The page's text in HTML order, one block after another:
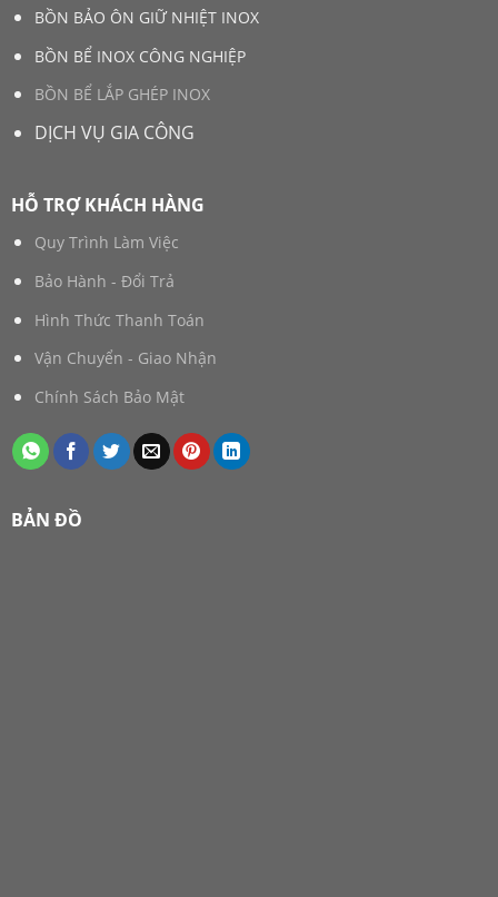
BỒN BẢO ÔN GIỮ NHIỆT INOX
BỒN BỂ INOX CÔNG NGHIỆP
BỒN BỂ LẮP GHÉP INOX
DỊCH VỤ GIA CÔNG
HỖ TRỢ KHÁCH HÀNG
Quy Trình Làm Việc
Bảo Hành - Đổi Trả
Hình Thức Thanh Toán
Vận Chuyển - Giao Nhận
Chính Sách Bảo Mật
BẢN ĐỒ